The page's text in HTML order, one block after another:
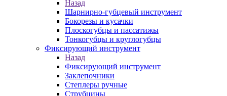
Назад
Шарнирно-губцевый инструмент
Бокорезы и кусачки
Плоскогубцы и пассатижы
Тонкогубцы и круглогубцы
Фиксирующий инструмент
Назад
Фиксирующий инструмент
Заклепочники
Степлеры ручные
Струбцины